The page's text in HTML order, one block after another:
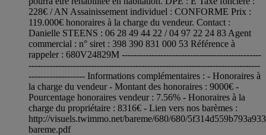
228€ / AN Assainissement individuel : CONFORME Prix :
119.000€ honoraires à la charge du vendeur. Contact :
Danielle STEENS : 06 28 49 44 22 / 04 97 22 24 83 Agent
commercial : n° siret : 398 390 831 000 53 Référence à
rappeler : 680V24829M -----------------------------------------------
------------------------------------------------------------------------------
------------------- Informations complémentaires : - Honoraires à
la charge du vendeur - Montant des honoraires : 9000€ -
Pourcentage honoraires vendeur : 7.56% - Honoraires à la
charge du propriétaire : 8316€ - Lien vers nos barèmes :
http://visuels.twimmo.net/bareme/680/680/
bareme.pdf